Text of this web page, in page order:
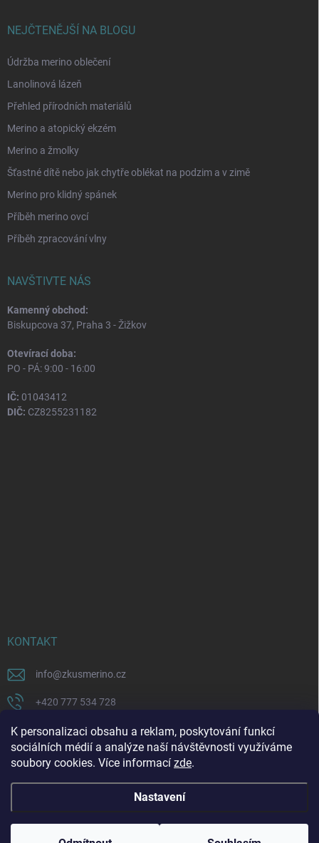
K personalizaci obsahu a reklam, poskytování funkcí
sociálních médií a analýze naší návštěvnosti využíváme
soubory cookies. Více informací zde.
Nastavení
NEJČTENĚJŠÍ NA BLOGU
Údržba merino oblečení
Lanolinová lázeň
Přehled přírodních materiálů
Merino a atopický ekzém
Merino a žmolky
Šťastné dítě nebo jak chytře oblékat na podzim a v zimě
Merino pro klidný spánek
Příběh merino ovcí
Příběh zpracování vlny
NAVŠTIVTE NÁS
Kamenný obchod:
Biskupcova 37, Praha 3 - Žižkov
Otevírací doba:
PO - PÁ: 9:00 - 16:00
IČ: 01043412
DIČ: CZ8255231182
KONTAKT
info@zkusmerino.cz
+420 777 534 728
https://www.facebook.com/zkusmerino/
zkusmerino.cz
Copyright 2026ZKUSMERINO. Všechna práva vyhrazena.Upravit nastavení